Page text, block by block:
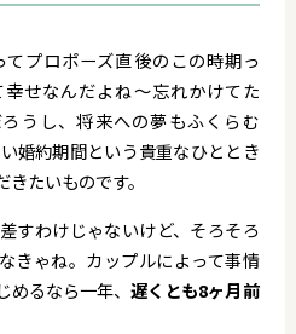
プロポーズ直後のこの時期っ
せなんだよね～忘れかけてた
ろうし、将来への夢もふくらむ
婚約期間という貴重なひととき
たいものです。
すわけじゃないけど、そろそろ
きゃね。カップルによって事情
めるなら一年、遅くとも8ヶ月前